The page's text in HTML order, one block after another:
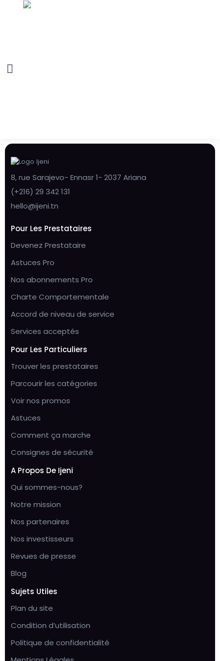
8, rue Sarajevo- Ennasr 1- 2037 Ariana
(+216) 29 342 131
hello@ijeni.tn
Pour Les Prestataires
Devenez Prestataire
Astuces Pro
Nos abonnements Pro
Charte Comportementale
Accord de niveau de service
Services acceptés
Pour Les Particuliers
Trouver les prestataires
Parcourir les catégories
Voir nos promos
Astuces
Comment ça marche
Consignes de sécurité
A Propos De Ijeni
Qui sommes-nous?
Notre mission
Nos partenaires
Nos investisseurs
Revues de presse
Blog
Sujets Utiles
Plan du site
Condition d’utilisation
Politique de confidentialité